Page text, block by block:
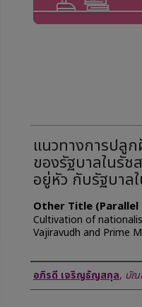
แนวทางการปลู
ของรัฐบาลในรัช
อยู่หัว กับรัฐบา
Other Title (Parallel
Cultivation of
Vajiravudh and Prime
Author
อภิรดี เจริญธัญสกุล, บัณ